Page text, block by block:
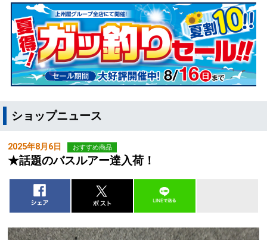
ショップニュース
2025年8月6日 おすすめ商品
★話題のバスルアー達入荷！